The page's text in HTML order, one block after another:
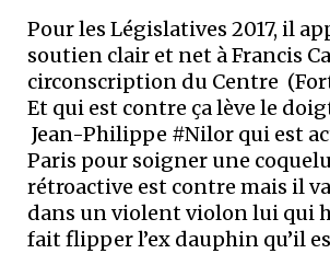
Pour les Législatives 2017, il
soutien clair et net à Francis
circonscription du Centre
Et qui est contre ça lève le
Jean-Philippe #Nilor qui est
Paris pour soigner une
rétroactive est contre mais il
dans un violent violon lui qui
fait flipper l’ex dauphin qu’il